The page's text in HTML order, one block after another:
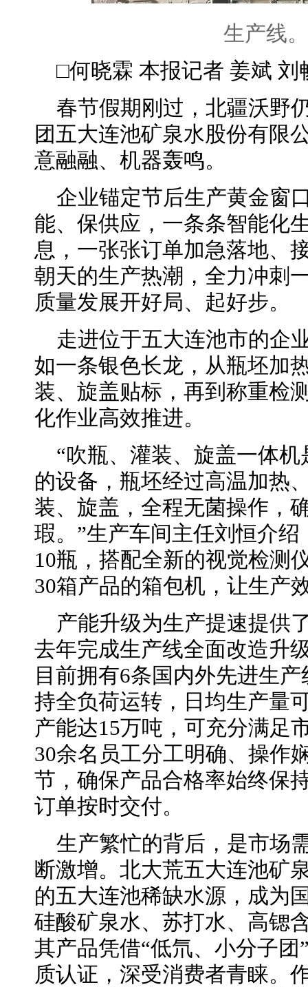
生产线
□何晓霖 本报记者 姜斌 刘
春节假期刚过，北疆沃野
团五大连池矿泉水股份有限
意融融、机器轰鸣。
企业锚定节后生产黄金窗
能、保供应，一条条智能化
息，一张张订单加急落地、
朝天的生产热潮，全力冲刺
质量发展开好局、起好步。
走进位于五大连池市的企
如一条银色长龙，从瓶坯加
装、旋盖贴标，再到称重检
化作业高效推进。
“吹瓶、灌装、旋盖一体
的设备，瓶坯经过高温加热
装、旋盖，全程无菌操作，
瑕。”生产车间主任刘恒介
10瓶，搭配全新的视觉检测
30箱产品的箱包机，让生产
产能升级为生产提速提供
去年完成生产线全面改造升
目前拥有6条国内外先进生
持全负荷运转，日均生产量
产能达15万吨，可充分满足
30余名员工分工明确、操作
节，确保产品合格率始终保
订单按时交付。
生产繁忙的背后，是市场
断激增。北大荒五大连池矿
的五大连池稀缺水源，成为
硅酸矿泉水、苏打水、高锶
其产品凭借“低氘、小分子
质认证，深受消费者青睐。